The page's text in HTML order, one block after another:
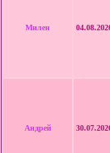
Милен
Андрей